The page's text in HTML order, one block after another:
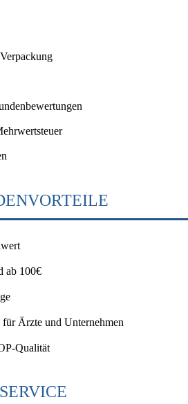
ab 100€
Ärzte und Unternehmen
Qualität
SERVICE